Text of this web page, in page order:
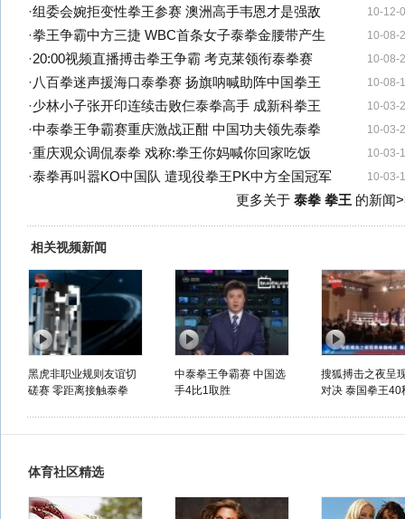
10-12-
·组委会婉拒变性拳王参赛 澳洲高手韦恩才是强敌
10-08-
·拳王争霸中方三捷 WBC首条女子泰拳金腰带产生
10-08-
·20:00视频直播搏击拳王争霸 考克莱领衔泰拳赛
10-08-
·八百拳迷声援海口泰拳赛 扬旗呐喊助阵中国拳王
10-03-
·少林小子张开印连续击败仨泰拳高手 成新科拳王
10-03-
·中泰拳王争霸赛重庆激战正酣 中国功夫领先泰拳
10-03-
·重庆观众调侃泰拳 戏称:拳王你妈喊你回家吃饭
10-03-
·泰拳再叫嚣KO中国队 遣现役拳王PK中方全国冠军
更多关于 泰拳 拳王的新闻
相关视频新闻
黑虎非职业规则友谊切
磋赛 零距离接触泰拳
中泰拳王争霸赛 中国选
手4比1取胜
搜狐搏击之夜呈
对决 泰国拳王40
体育社区精选